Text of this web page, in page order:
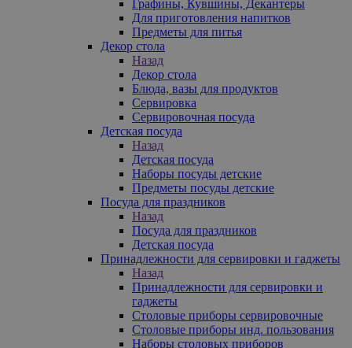
Графины, Кувшины, Декантеры
Для приготовления напитков
Предметы для питья
Декор стола
Назад
Декор стола
Блюда, вазы для продуктов
Сервировка
Сервировочная посуда
Детская посуда
Назад
Детская посуда
Наборы посуды детские
Предметы посуды детские
Посуда для праздников
Назад
Посуда для праздников
Детская посуда
Принадлежности для сервировки и гаджеты
Назад
Принадлежности для сервировки и
гаджеты
Столовые приборы сервировочные
Столовые приборы инд. пользования
Наборы столовых приборов